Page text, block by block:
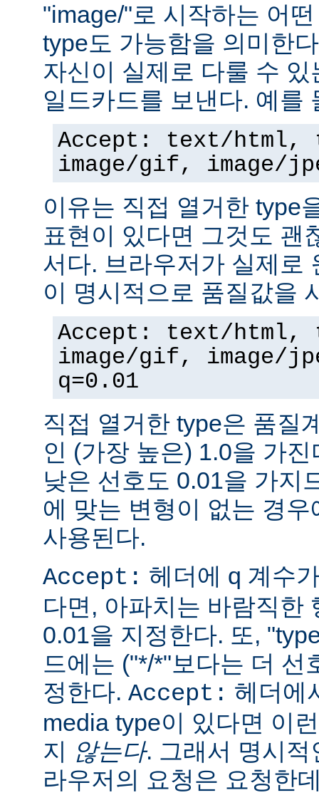
"image/"로 시작하는 어
type도 가능함을 의미한
자신이 실제로 다룰 수
일드카드를 보낸다. 예를
Accept: text/
image/gif, image/
이유는 직접 열거한 type
표현이 있다면 그것도 괜
서다. 브라우저가 실제로
이 명시적으로 품질값을
Accept: text/
image/gif, image/
q=0.01
직접 열거한 type은 품질
인 (가장 높은) 1.0을 가
낮은 선호도 0.01을 가지
에 맞는 변형이 없는 경
사용된다.
Accept: 헤더에 q 계수
다면, 아파치는 바람직한
0.01을 지정한다. 또,
드에는 ("*/*"보다는 더 선
정한다. Accept: 헤더에
media type이 있다면 이
지
않는다. 그래서 명시
라우저의 요청은 요청한